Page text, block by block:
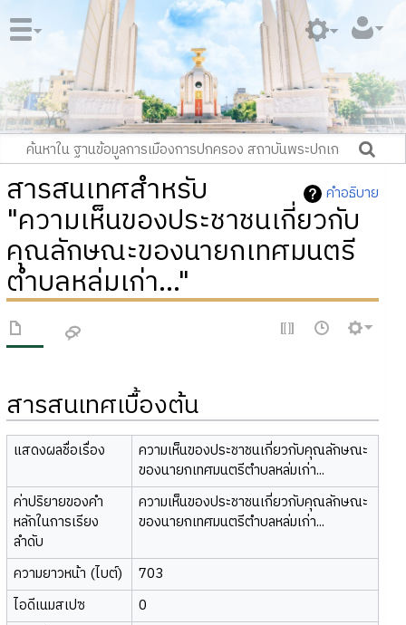
คำอธิบาย
สารสนเทศสำหรับ
"ความเห็นของประชาชนเกี่ยวกับ
คุณลักษณะของนายกเทศมนตรี
ตำบลหล่มเก่า..."
สารสนเทศเบื้องต้น
แสดงผลชื่อเรื่อง
ความเห็นของประชาชนเกี่ยวกับคุณลักษณะ
ของนายกเทศมนตรีตำบลหล่มเก่า...
ค่าปริยายของคำ
หลักในการเรียง
ลำดับ
ความเห็นของประชาชนเกี่ยวกับคุณลักษณะ
ของนายกเทศมนตรีตำบลหล่มเก่า...
ความยาวหน้า (ไบต์)
703
ไอดีเนมสเปซ
0